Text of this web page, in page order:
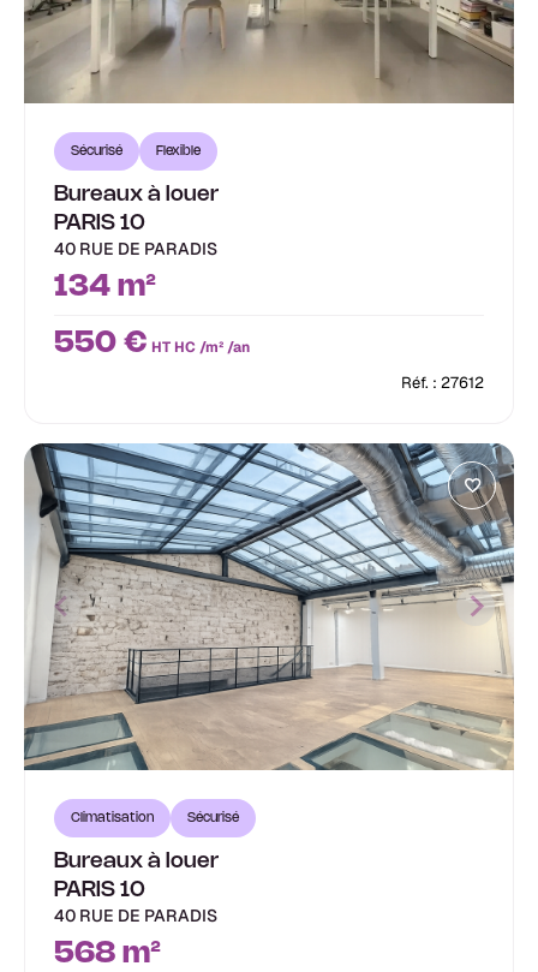
Sécurisé Flexible
Bureaux à louer
PARIS 10
40 RUE DE PARADIS
134 m²
550 € HT HC /m² /an
Réf. : 27612
Climatisation Sécurisé
Bureaux à louer
PARIS 10
40 RUE DE PARADIS
568 m²